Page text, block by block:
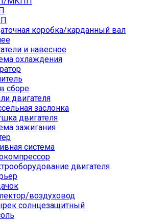
коробка/карданный вал
и навесное
охлаждения
сборе
двигателя
заслонка
двигателя
зажигания
система
двигателя
воздуховод
солнцезащитный